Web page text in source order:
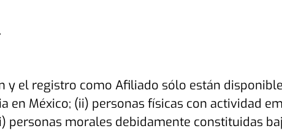
y el registro como Afiliado sólo están
en México; (ii) personas físicas con actividad
personas morales debidamente constituidas